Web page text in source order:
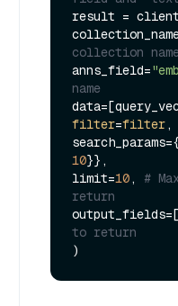
result =
collection
anns_field=
name
filter=filter,
10}},
limit=10, #
return
output_fields=[
to return